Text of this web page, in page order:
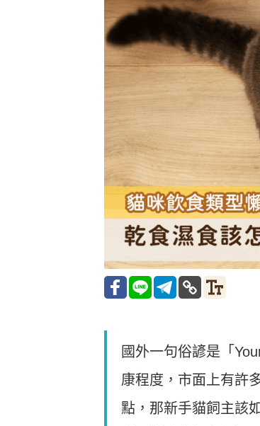
國外一句俗諺是「
康程度，市面上有許
點，那新手貓飼主該